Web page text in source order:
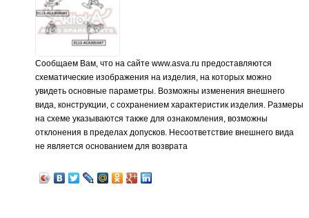
Сообщаем Вам, что на сайте www.asva.ru предоставляются
схематические изображения на изделия, на которых можно
увидеть основные параметры. Возможны изменения внешнего
вида, конструкции, с сохранением характеристик изделия. Размеры
на схеме указываются также для ознакомления, возможны
отклонения в пределах допусков. Несоответствие внешнего вида
не является основанием для возврата